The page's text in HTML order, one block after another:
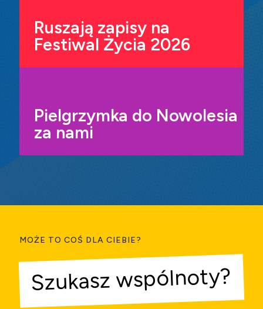
Ruszają zapisy na
Festiwal Życia 2026
Pielgrzymka do Nowolesia
za nami
MOŻE TO COŚ DLA CIEBIE?
Szukasz wspólnoty?